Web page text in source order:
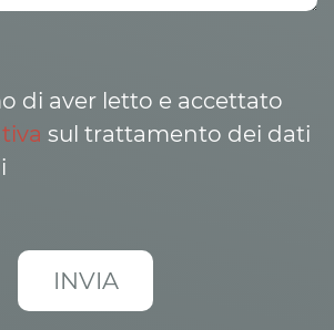
di aver letto e accettato
sul trattamento dei dati